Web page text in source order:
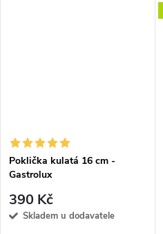
Poklička kulatá 16 cm -
Gastrolux
390 Kč
Skladem u dodavatele